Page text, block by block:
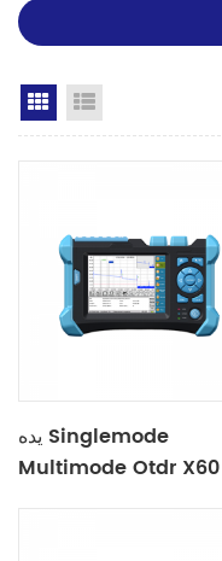
Grid View
يده Singlemode
Multimode Otdr X60